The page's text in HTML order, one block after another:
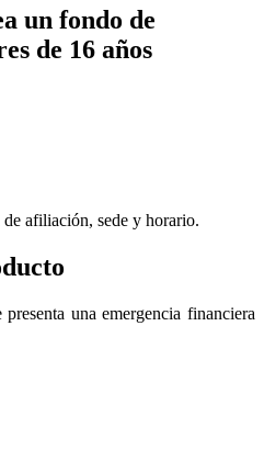
un fondo de
de 16 años
afiliación, sede y horario.
una emergencia financiera